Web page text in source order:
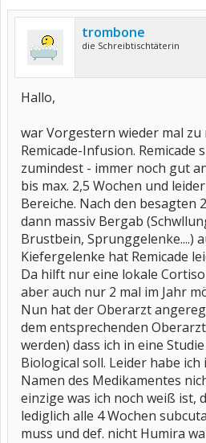
trombone
die Schreibtischtäterin
Hallo,
war Vorgestern wieder mal
Remicade-Infusion. Remicade
zumindest - immer noch gut
bis max. 2,5 Wochen und
Bereiche. Nach den besagten
dann massiv Bergab
Brustbein, Sprunggelenke....)
Kiefergelenke hat Remicade
Da hilft nur eine lokale
aber auch nur 2 mal im Jahr
Nun hat der Oberarzt
dem entsprechenden
werden) dass ich in eine
Biological soll. Leider habe
Namen des Medikamentes
einzige was ich noch weiß ist,
lediglich alle 4 Wochen
muss und def. nicht Humira